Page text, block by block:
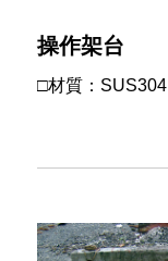
操作架台
□材質：SUS304